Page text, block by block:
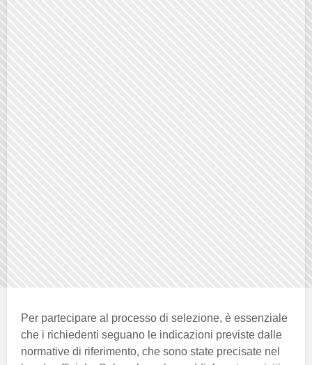
Per partecipare al processo di selezione, è essenziale
che i richiedenti seguano le indicazioni previste dalle
normative di riferimento, che sono state precisate nel